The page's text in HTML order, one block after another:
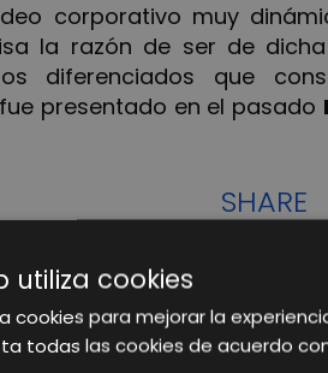
corporativo muy
la razón de ser de
diferenciados que
presentado en el pasado
SHARE
utiliza cookies
cookies para mejorar la
todas las cookies de acuerdo